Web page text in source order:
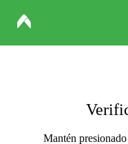
Mantén